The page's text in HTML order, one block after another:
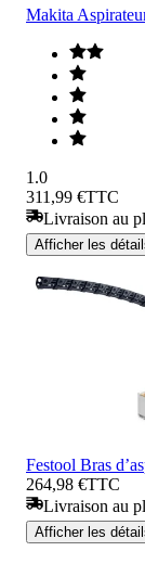
Makita
1.0
311,99 €TTC
Livraison au
Afficher les
Festool Bras
264,98 €TTC
Livraison au
Afficher les